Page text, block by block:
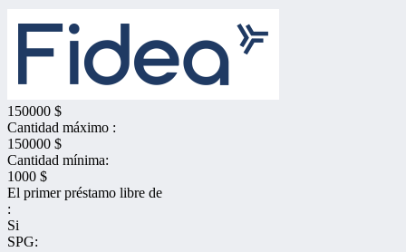
150000 $
Cantidad máximo :
150000 $
Cantidad mínima:
1000 $
El primer préstamo libre de
:
Si
SPG: